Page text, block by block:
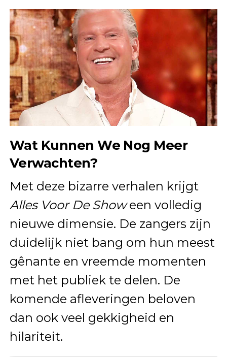
Wat Kunnen We Nog Meer
Verwachten?
Met deze bizarre verhalen krijgt
Alles Voor De Shoween volledig
nieuwe dimensie. De zangers zijn
duidelijk niet bang om hun meest
gênante en vreemde momenten
met het publiek te delen. De
komende afleveringen beloven
dan ook veel gekkigheid en
hilariteit.